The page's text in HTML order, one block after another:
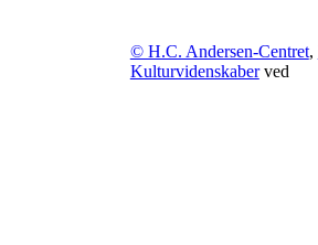
© H.C. Andersen-Centret,
Kulturvidenskaberved